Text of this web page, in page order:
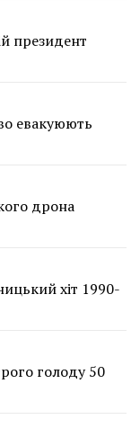
президент
евакуюють
дрона
хіт 1990-
голоду 50